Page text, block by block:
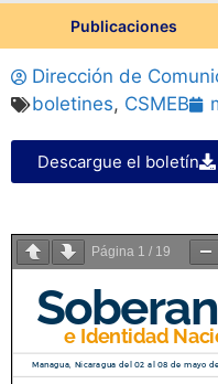
Publicaciones
Dirección de
boletines, CSMEB
Descargue el boletín
Página 1 / 19